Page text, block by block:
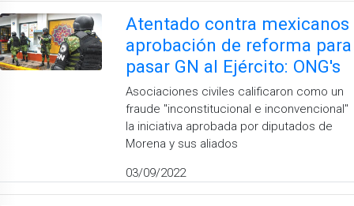
Atentado contra mexicanos
aprobación de reforma para
pasar GN al Ejército: ONG's
Asociaciones civiles calificaron como un
fraude ''inconstitucional e inconvencional''
la iniciativa aprobada por diputados de
Morena y sus aliados
03/09/2022